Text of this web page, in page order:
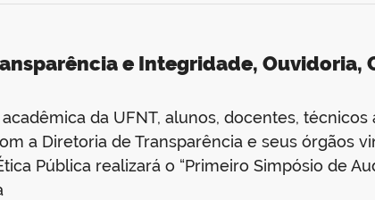
e Integridade, Ouvidoria,
da UFNT, alunos, docentes,
a Diretoria de Transparência e seus órgãos
Pública realizará o “Primeiro Simpósio de